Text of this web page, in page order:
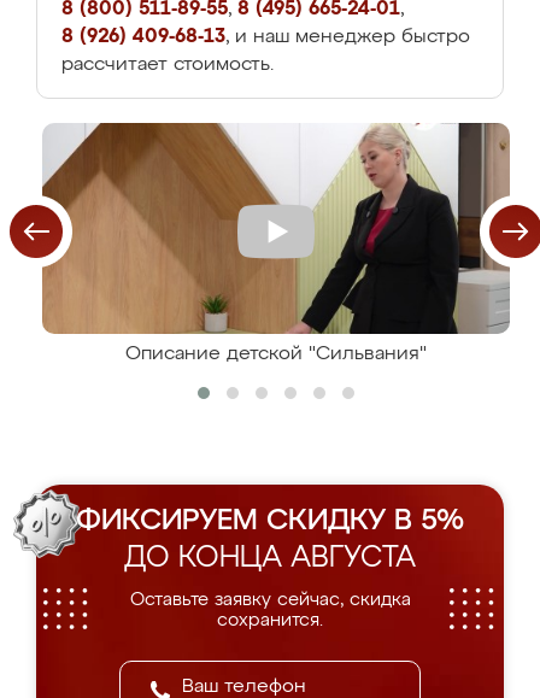
8 (800) 511-89-55, 8 (495) 665-24-01,
8 (926) 409-68-13, и наш менеджер быстро
рассчитает стоимость.
Описание детской "Сильвания"
ФИКСИРУЕМ СКИДКУ В 5%
ДО КОНЦА АВГУСТА
Оставьте заявку сейчас, скидка
сохранится.